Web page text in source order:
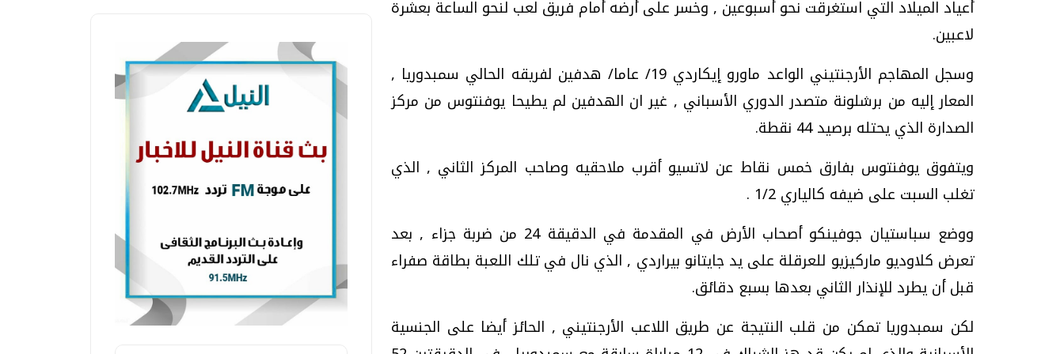
أعياد الميلاد التي استغرقت نحو أسبوعين , وخسر على أرضه أمام فريق لعب لنحو الساعة بعشرة
لاعبين.
وسجل المهاجم الأرجنتيني الواعد ماورو إيكاردي 19/ عاما/ هدفين لفريقه الحالي سمبدوريا ,
المعار إليه من برشلونة متصدر الدوري الأسباني , غير ان الهدفين لم يطيحا يوفنتوس من مركز
الصدارة الذي يحتله برصيد 44 نقطة.
ويتفوق يوفنتوس بفارق خمس نقاط عن لاتسيو أقرب ملاحقيه وصاحب المركز الثاني , الذي
تغلب السبت على ضيفه كالياري 1/2 .
ووضع سباستيان جوفينكو أصحاب الأرض في المقدمة في الدقيقة 24 من ضربة جزاء , بعد
تعرض كلاوديو ماركيزيو للعرقلة على يد جايتانو بيراردي , الذي نال في تلك اللعبة بطاقة صفراء
قبل أن يطرد للإنذار الثاني بعدها بسبع دقائق.
لكن سمبدوريا تمكن من قلب النتيجة عن طريق اللاعب الأرجنتيني , الحائز أيضا على الجنسية